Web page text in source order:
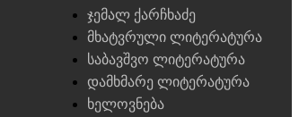
ჯემალ ქარჩხაძე
მხატვრული ლიტერატურა
საბავშვო ლიტერატურა
დამხმარე ლიტერატურა
ხელოვნება